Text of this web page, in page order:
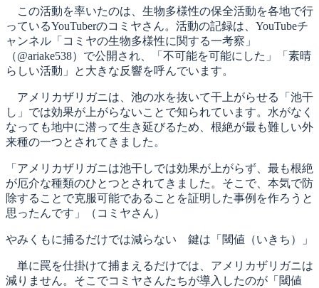
この活動を率いたのは、生物多様性の保全活動を各地で行
っているYouTuberのコミヤさん。活動の記録は、YouTubeチ
ャンネル「コミヤの生物多様性に関する一考察」
（@ariake538）で公開され、「不可能を可能にした」「素晴
らしい活動」と大きな反響を呼んでいます。
アメリカザリガニは、池の水を抜いて干上がらせる「池干
し」では効果が上がらないことで知られています。水がなく
なっても地中に潜って生き延びるため、根絶が最も難しい外
来種の一つとされてきました。
「アメリカザリガニは池干しでは効果が上がらず、最も根絶
が厄介な種類のひとつとされてきました。そこで、本気で防
除することで克服可能であることを証明した事例を作ろうと
思ったんです」（コミヤさん）
やみくもに捕るだけでは減らない 鍵は「閾値（いきち）」
単に罠を仕掛けて捕まえるだけでは、アメリカザリガニは
減りません。そこでコミヤさんたちが導入したのが「閾値